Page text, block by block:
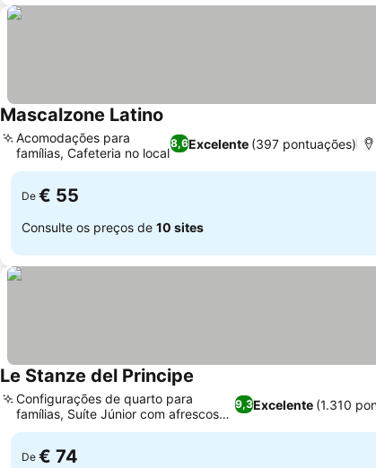
Mascalzone Latino
8,6Excelente (397 pontuações)
Acomodações para
famílias, Cafeteria no local
De € 55
Consulte os preços de 10 sites
Le Stanze del Principe
9,3Excelente (1.310
Configurações de quarto para
famílias, Suíte Júnior com afrescos
históricos
De € 74